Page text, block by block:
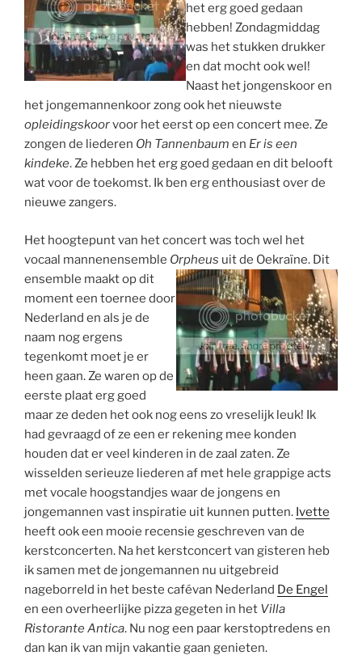
het erg goed gedaan
hebben! Zondagmiddag
was het stukken drukker
en dat mocht ook wel!
Naast het jongenskoor en
het jongemannenkoor zong ook het nieuwste
opleidingskoorvoor het eerst op een concert mee. Ze
zongen de liederen Oh Tannenbaum en Er is een
kindeke. Ze hebben het erg goed gedaan en dit belooft
wat voor de toekomst. Ik ben erg enthousiast over de
nieuwe zangers.
Het hoogtepunt van het concert was toch wel het
vocaal mannenensemble Orpheus uit de Oekraïne. Dit
ensemble maakt op dit
moment een toernee door
Nederland en als je de
naam nog ergens
tegenkomt moet je er
heen gaan. Ze waren op de
eerste plaat erg goed
maar ze deden het ook nog eens zo vreselijk leuk! Ik
had gevraagd of ze een er rekening mee konden
houden dat er veel kinderen in de zaal zaten. Ze
wisselden serieuze liederen af met hele grappige acts
met vocale hoogstandjes waar de jongens en
jongemannen vast inspiratie uit kunnen putten. Ivette
heeft ook een mooie recensie geschreven van de
kerstconcerten. Na het kerstconcert van gisteren heb
ik samen met de jongemannen nu uitgebreid
nageborreld in het beste cafévan Nederland De Engel
en een overheerlijke pizza gegeten in het Villa
Ristorante Antica. Nu nog een paar kerstoptredens en
dan kan ik van mijn vakantie gaan genieten.